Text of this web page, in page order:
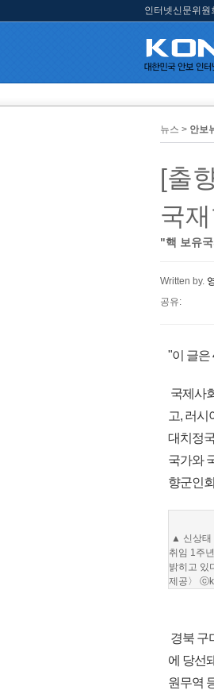
인터넷신문위
뉴스 > 안보
[출
국
"핵 보유
Written by.
공유:
"이 글은
국제사
고, 러시
대치정
국가와
향군인
▲ 신상태
취임 1주
밝히고 있
제공〉
경북 구
에 당선
원무역